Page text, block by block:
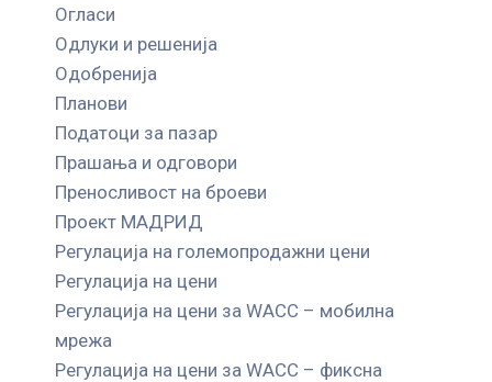
Огласи
Одлуки и решенија
Одобренија
Планови
Податоци за пазар
Прашања и одговори
Преносливост на броеви
Проект МАДРИД
Регулација на големопродажни цени
Регулација на цени
Регулација на цени за WACC – мобилна
мрежа
Регулација на цени за WACC – фиксна